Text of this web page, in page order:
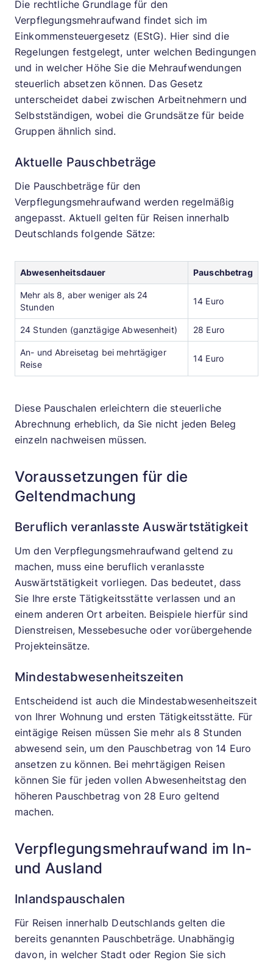
Die rechtliche Grundlage für den
Verpflegungsmehraufwand findet sich im
Einkommensteuergesetz (EStG). Hier sind die
Regelungen festgelegt, unter welchen Bedingungen
und in welcher Höhe Sie die Mehraufwendungen
steuerlich absetzen können. Das Gesetz
unterscheidet dabei zwischen Arbeitnehmern und
Selbstständigen, wobei die Grundsätze für beide
Gruppen ähnlich sind.
Aktuelle Pauschbeträge
Die Pauschbeträge für den
Verpflegungsmehraufwand werden regelmäßig
angepasst. Aktuell gelten für Reisen innerhalb
Deutschlands folgende Sätze:
Abwesenheitsdauer Pauschbetrag
Mehr als 8, aber weniger als 24
Stunden
14 Euro
24 Stunden (ganztägige Abwesenheit) 28 Euro
An- und Abreisetag bei mehrtägiger
Reise
14 Euro
Diese Pauschalen erleichtern die steuerliche
Abrechnung erheblich, da Sie nicht jeden Beleg
einzeln nachweisen müssen.
Voraussetzungen für die
Geltendmachung
Beruflich veranlasste Auswärtstätigkeit
Um den Verpflegungsmehraufwand geltend zu
machen, muss eine beruflich veranlasste
Auswärtstätigkeit vorliegen. Das bedeutet, dass
Sie Ihre erste Tätigkeitsstätte verlassen und an
einem anderen Ort arbeiten. Beispiele hierfür sind
Dienstreisen, Messebesuche oder vorübergehende
Projekteinsätze.
Mindestabwesenheitszeiten
Entscheidend ist auch die Mindestabwesenheitszeit
von Ihrer Wohnung und ersten Tätigkeitsstätte. Für
eintägige Reisen müssen Sie mehr als 8 Stunden
abwesend sein, um den Pauschbetrag von 14 Euro
ansetzen zu können. Bei mehrtägigen Reisen
können Sie für jeden vollen Abwesenheitstag den
höheren Pauschbetrag von 28 Euro geltend
machen.
Verpflegungsmehraufwand im In-
und Ausland
Inlandspauschalen
Für Reisen innerhalb Deutschlands gelten die
bereits genannten Pauschbeträge. Unabhängig
davon, in welcher Stadt oder Region Sie sich